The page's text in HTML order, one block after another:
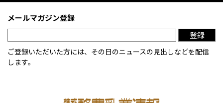
メールマガジン登録
登録
ご登録いただいた方には、その日のニュースの見出しなどを配信
します。